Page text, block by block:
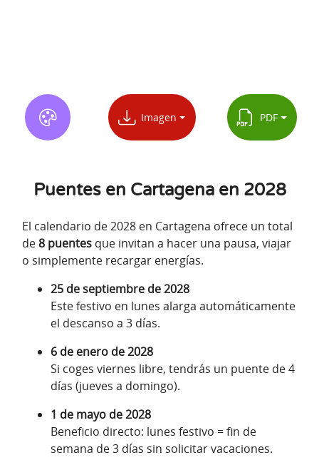
Imagen PDF
Puentes en Cartagena en 2028
El calendario de 2028 en Cartagena ofrece un total
de8 puentes que invitan a hacer una pausa, viajar
o simplemente recargar energías.
25 de septiembre de 2028
Este festivo en lunes alarga automáticamente
el descanso a 3 días.
6 de enero de 2028
Si coges viernes libre, tendrás un puente de 4
días (jueves a domingo).
1 de mayo de 2028
Beneficio directo: lunes festivo = fin de
semana de 3 días sin solicitar vacaciones.